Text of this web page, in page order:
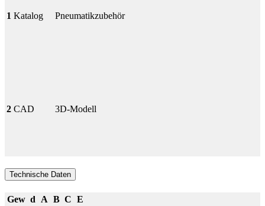
1 Katalog Pneumatikzubehör
2 CAD 3D-Modell
Technische Daten
Gew d A B C E